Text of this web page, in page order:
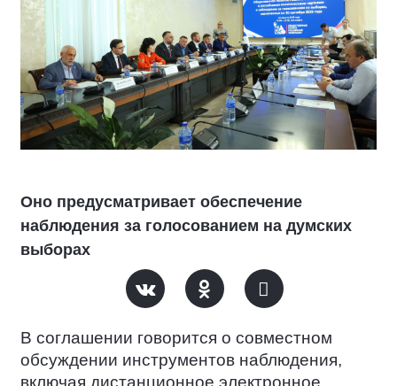
Оно предусматривает обеспечение
наблюдения за голосованием на думских
выборах
В соглашении говорится о совместном
обсуждении инструментов наблюдения,
включая дистанционное электронное